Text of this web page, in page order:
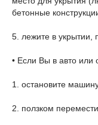
бетонные
5. лежите в укрытии,
• Если Вы в авто или
1. остановите
2. ползком